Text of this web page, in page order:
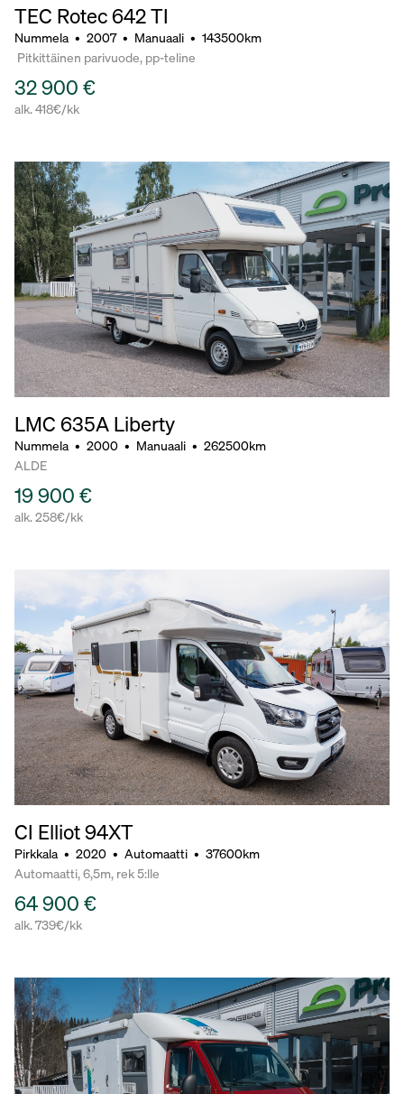
TEC Rotec 642 TI
Nummela • 2007 • Manuaali • 143500km
Pitkittäinen parivuode, pp-teline
32 900 €
alk. 418€/kk
LMC 635A Liberty
Nummela • 2000 • Manuaali • 262500km
ALDE
19 900 €
alk. 258€/kk
CI Elliot 94XT
Pirkkala • 2020 • Automaatti • 37600km
Automaatti, 6,5m, rek 5:lle
64 900 €
alk. 739€/kk